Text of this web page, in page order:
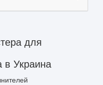
для
в Украина